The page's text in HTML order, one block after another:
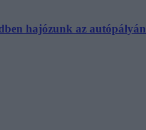
hajózunk az autópályán